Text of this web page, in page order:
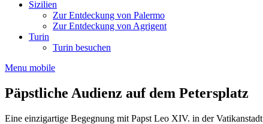
Sizilien
Zur Entdeckung von Palermo
Zur Entdeckung von Agrigent
Turin
Turin besuchen
Menu mobile
Päpstliche Audienz auf dem Petersplatz
Eine einzigartige Begegnung mit Papst Leo XIV. in der Vatikanstadt